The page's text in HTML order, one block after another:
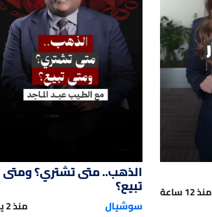
منذ 12 ساعة
02:14
الذهب.. متى تشتري؟ ومتى
تبيع؟
سوشيال منذ 2 يوم